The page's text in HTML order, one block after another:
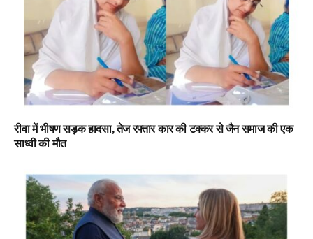
रीवा में भीषण सड़क हादसा, तेज रफ्तार कार की टक्कर से जैन समाज की एक
साध्वी की मौत